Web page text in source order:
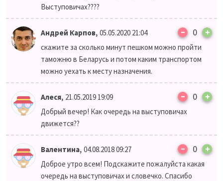
Выступовичах????
Андрей Карпов, 05.05.2020 21:04 – 0 +
скажите за сколько минут пешком можно пройти
таможню в Беларусь и потом каким транспортом
можно уехать к месту назначения.
Алеся, 21.05.2019 19:09 – 0 +
Добрый вечер! Как очередь на выступовичах
движется??
Валентина, 04.08.2018 09:27 – 0 +
Доброе утро всем! Подскажите пожалуйста какая
очередь на выступовичах и словечко. Спасибо